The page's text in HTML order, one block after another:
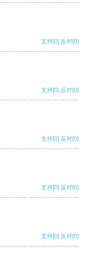
支持[0] 反对[0]
支持[0] 反对[0]
支持[0] 反对[0]
支持[0] 反对[0]
支持[0] 反对[0]